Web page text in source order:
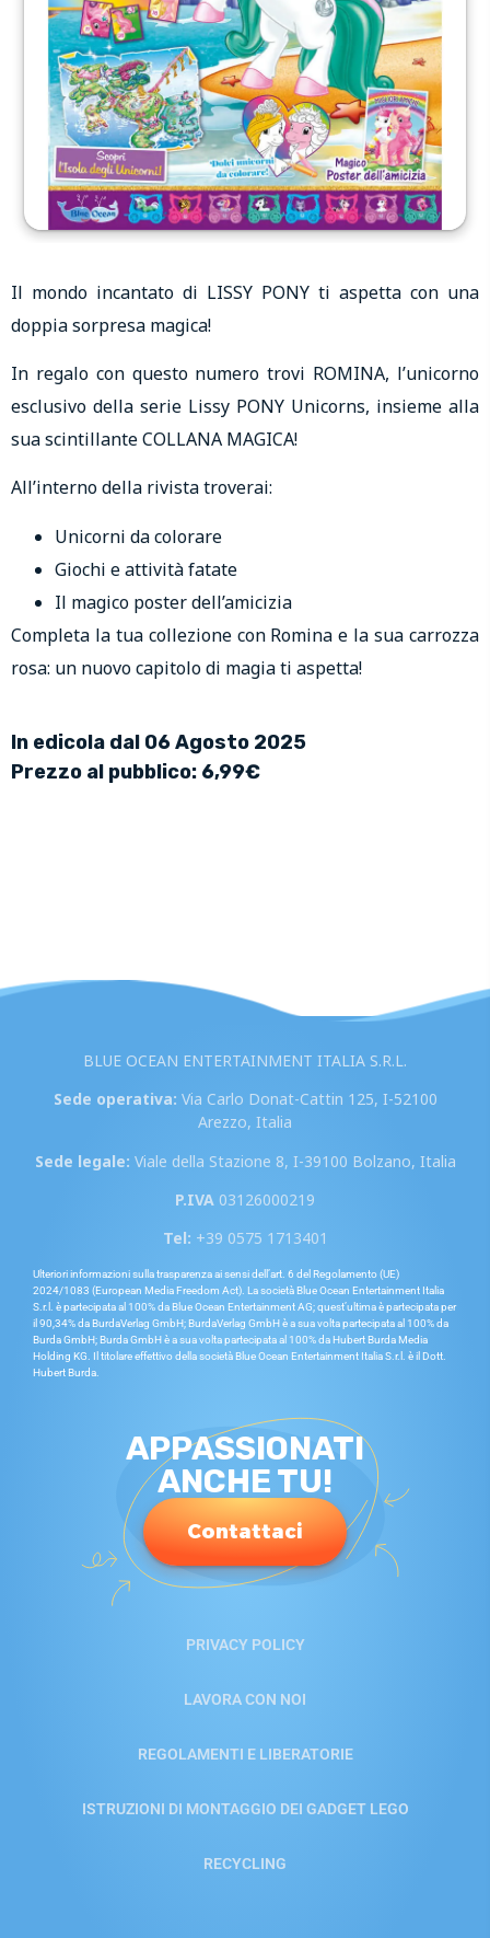
Il mondo incantato di LISSY PONY ti aspetta con una
doppia sorpresa magica!
In regalo con questo numero trovi ROMINA, l’unicorno
esclusivo della serie Lissy PONY Unicorns, insieme alla
sua scintillante COLLANA MAGICA!
All’interno della rivista troverai:
Unicorni da colorare
Giochi e attività fatate
Il magico poster dell’amicizia
Completa la tua collezione con Romina e la sua carrozza
rosa: un nuovo capitolo di magia ti aspetta!
In edicola dal 06 Agosto 2025
Prezzo al pubblico: 6,99€
BLUE OCEAN ENTERTAINMENT ITALIA S.R.L.
Sede operativa: Via Carlo Donat-Cattin 125, I-52100
Arezzo, Italia
Sede legale: Viale della Stazione 8, I-39100 Bolzano, Italia
P.IVA 03126000219
Tel: +39 0575 1713401
Ulteriori informazioni sulla trasparenza ai sensi dell’art. 6 del Regolamento (UE)
2024/1083 (European Media Freedom Act). La società Blue Ocean Entertainment Italia
S.r.l. è partecipata al 100% da Blue Ocean Entertainment AG; quest’ultima è partecipata per
il 90,34% da BurdaVerlag GmbH; BurdaVerlag GmbH è a sua volta partecipata al 100% da
Burda GmbH; Burda GmbH è a sua volta partecipata al 100% da Hubert Burda Media
Holding KG. Il titolare effettivo della società Blue Ocean Entertainment Italia S.r.l. è il Dott.
Hubert Burda.
APPASSIONATI
ANCHE TU!
Contattaci
PRIVACY POLICY
LAVORA CON NOI
REGOLAMENTI E LIBERATORIE
ISTRUZIONI DI MONTAGGIO DEI GADGET LEGO
RECYCLING